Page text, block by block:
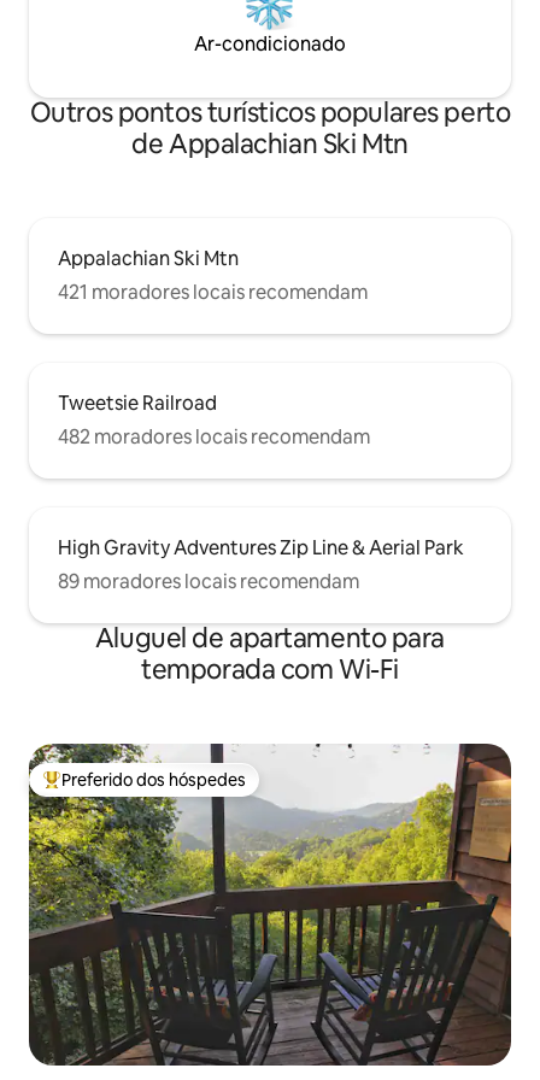
Ar-condicionado
Outros pontos turísticos populares perto
de Appalachian Ski Mtn
Appalachian Ski Mtn
421 moradores locais recomendam
Tweetsie Railroad
482 moradores locais recomendam
High Gravity Adventures Zip Line & Aerial Park
89 moradores locais recomendam
Aluguel de apartamento para
temporada com Wi-Fi
Entre os melhores preferidos dos hóspedes
Preferido dos hóspedes